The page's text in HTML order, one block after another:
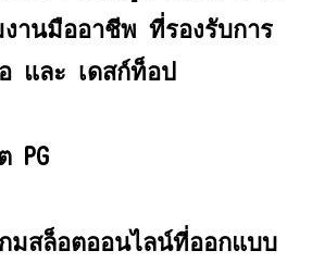
านมืออาชีพ ที่รองรับการ
และ เดสก์ท็อป
PG
กมสล็อตออนไลน์ที่ออกแบบ